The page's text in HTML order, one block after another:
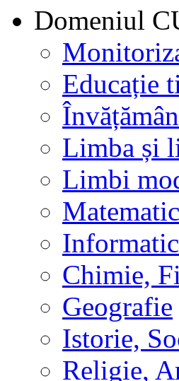
Domeniul
Educație
Limba și
Limbi
Chimie,
Geografie
Istorie,
Religie,